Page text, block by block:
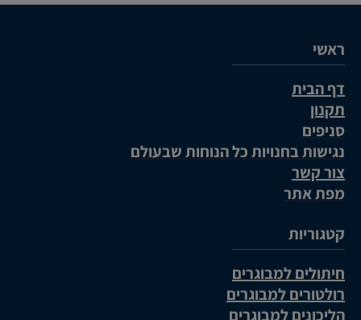
ראשי
דף הבית
תקנון
סניפים
נגישות בחנויות כל הנוחות שבעולם
צור קשר
מפת אתר
קטגוריות
חיתולים למבוגרים
רולטורים למבוגרים
הליכונים למבוגרים